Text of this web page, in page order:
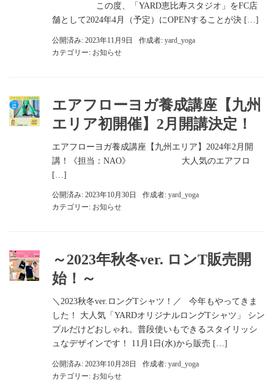
この度、「YARD恵比寿スタジオ」をFC店
舗として2024年4月（予定）にOPENすることが決 […]
公開済み: 2023年11月9日 作成者: yard_yoga
カテゴリー: お知らせ
エアフローヨガ養成講座【九州
エリア初開催】2月開講決定！
エアフローヨガ養成講座【九州エリア】2024年2月開
講！《担当：NAO》 大人気のエアフロ
[…]
公開済み: 2023年10月30日 作成者: yard_yoga
カテゴリー: お知らせ
～2023年秋冬ver. ロンT販売開
始！～
＼2023秋冬ver.ロングTシャツ！／ 今年もやってきま
した！ 大人気「YARDオリジナルロングTシャツ」 シン
プルだけどおしゃれ。普段使いもできるスタイリッシ
ュなデザインです！ 11月1日(水)から販売 […]
公開済み: 2023年10月28日 作成者: yard_yoga
カテゴリー: お知らせ